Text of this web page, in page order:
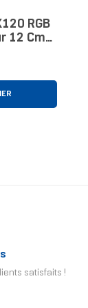
RGB
12 Cm
satisfaits !